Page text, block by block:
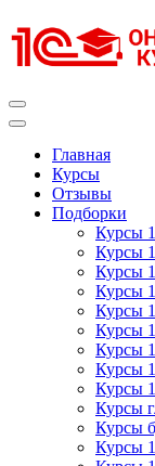
к
содержимому
Главная
Курсы
Отзывы
Подборки
Курсы
Курсы
Курсы
Курсы
Курсы
Курсы
Курсы
Курсы
Курсы
Курсы
Курсы
Курсы